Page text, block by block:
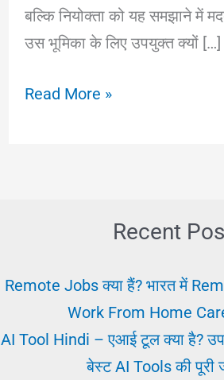
बल्कि नियोक्ता को यह समझाने में
उस भूमिका के लिए उपयुक्त क्यों […]
How
जॉब
प्रोफाइल
कैसे
Read More »
Recent
Remote Jobs क्या हैं? भारत में
Work From Home
AI Tool Hindi – एआई टूल क्या है?
बेस्ट AI Tools की पूरी